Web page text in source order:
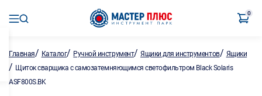
0
Главная/ Каталог/ Ручной инструмент/Ящики для инструментов/ Ящики
/ Щиток сварщика с самозатемняющимся светофильтром Black Solaris
ASF800S.BK